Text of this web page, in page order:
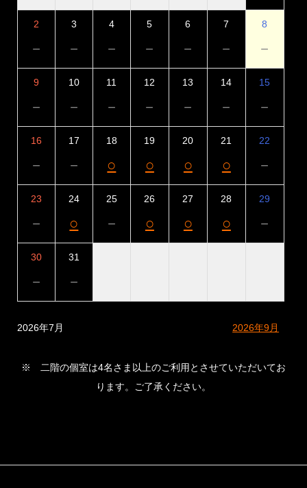
2
－
3
－
4
－
5
－
6
－
7
－
8
－
9
－
10
－
11
－
12
－
13
－
14
－
15
－
16
－
17
－
18
○
19
○
20
○
21
○
22
－
23
－
24
○
25
－
26
○
27
○
28
○
29
－
30
－
31
－
2026年7月 2026年9月
※ 二階の個室は4名さま以上のご利用とさせていただいてお
ります。ご了承ください。